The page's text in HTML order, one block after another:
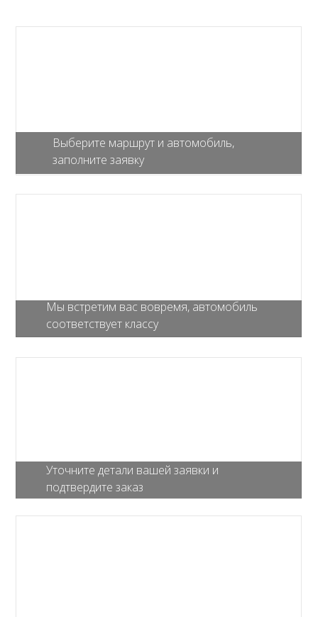
Выберите маршрут и автомобиль,
заполните заявку
Уточните детали вашей заявки и
подтвердите заказ
Мы встретим вас вовремя, автомобиль
соответствует классу